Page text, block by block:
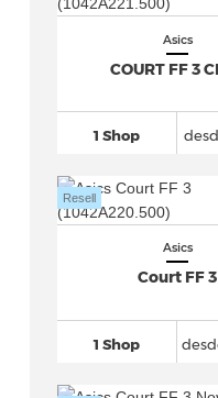
Asics
COURT FF 3
1 Shop
Asics
Court FF 3
1 Shop
Resell